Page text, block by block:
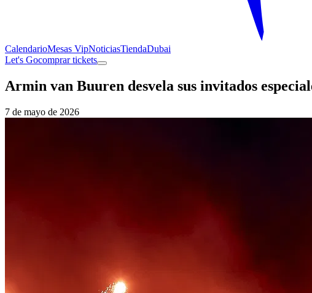
CalendarioMesas VipNoticiasTiendaDubai
Let's Gocomprar tickets
Armin van Buuren desvela sus invitados
7 de mayo de 2026